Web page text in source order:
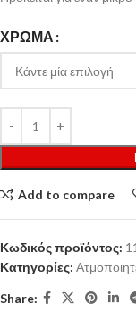
ΧΡΏΜΑ
Add to compare
Κωδικός προϊόντος:
Κατηγορίες:
Share: